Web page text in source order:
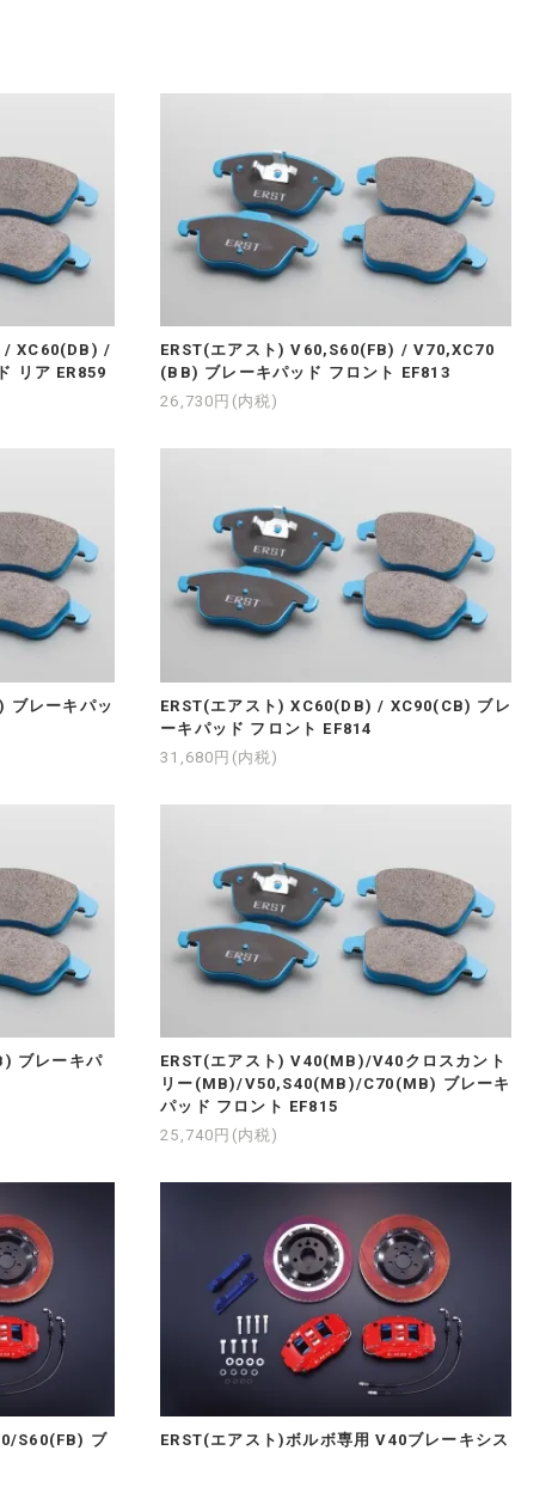
/ XC60(DB) /
リア ER859
ERST(エアスト) V60,S60(FB) / V70,XC70
(BB) ブレーキパッド フロント EF813
26,730円(内税)
ブレーキパッ
ERST(エアスト) XC60(DB) / XC90(CB) ブレ
ーキパッド フロント EF814
31,680円(内税)
ブレーキパ
ERST(エアスト) V40(MB)/V40クロスカント
リー(MB)/V50,S40(MB)/C70(MB) ブレーキ
パッド フロント EF815
25,740円(内税)
S60(FB) ブ
ERST(エアスト)ボルボ専用 V40ブレーキシス